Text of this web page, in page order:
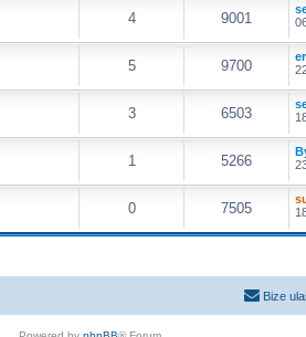
4 9001
5 9700
3 6503
1 5266
0 7505
Bize